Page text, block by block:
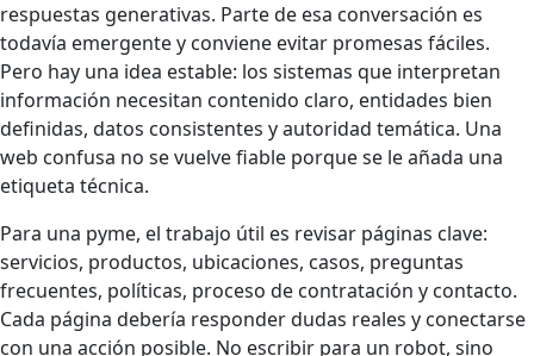
respuestas generativas. Parte de esa conversación es
todavía emergente y conviene evitar promesas fáciles.
Pero hay una idea estable: los sistemas que interpretan
información necesitan contenido claro, entidades bien
definidas, datos consistentes y autoridad temática. Una
web confusa no se vuelve fiable porque se le añada una
etiqueta técnica.
Para una pyme, el trabajo útil es revisar páginas clave:
servicios, productos, ubicaciones, casos, preguntas
frecuentes, políticas, proceso de contratación y contacto.
Cada página debería responder dudas reales y conectarse
con una acción posible. No escribir para un robot, sino